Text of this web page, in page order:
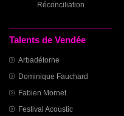
Réconciliation
Talents de Vendée
Arbadétorne
Dominique Fauchard
Fabien Mornet
Festival Acoustic